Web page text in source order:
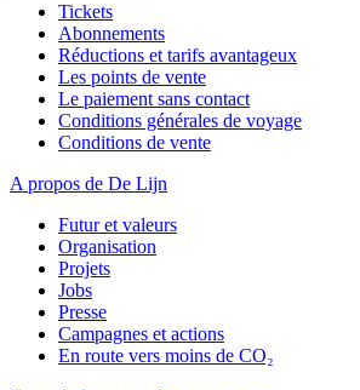
Tickets
Abonnements
Réductions et tarifs avantageux
Les points de vente
Le paiement sans contact
Conditions générales de voyage
Conditions de vente
A propos de De Lijn
Futur et valeurs
Organisation
Projets
Jobs
Presse
Campagnes et actions
En route vers moins de CO₂